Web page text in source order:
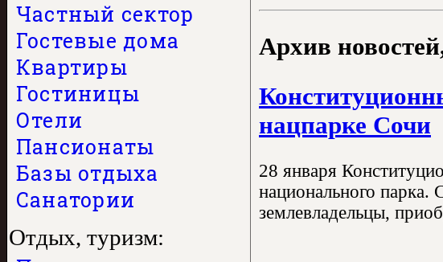
Частный сектор
Гостевые дома
Квартиры
Гостиницы
Отели
Пансионаты
Базы отдыха
Санатории
Отдых, туризм:
Архив
нацпарке Сочи
28 января
национального парка.
землевладельцы,